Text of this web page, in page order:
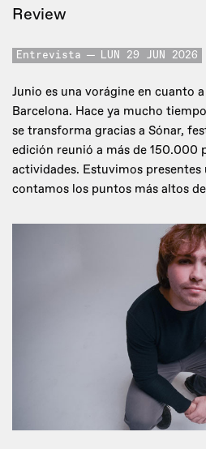
Review
Entrevista LUN 29 JUN 2026
Junio es una vorágine en cuanto
Barcelona. Hace ya mucho
se transforma gracias a Sónar,
edición reunió a más de 150.000
actividades. Estuvimos presentes
contamos los puntos más altos